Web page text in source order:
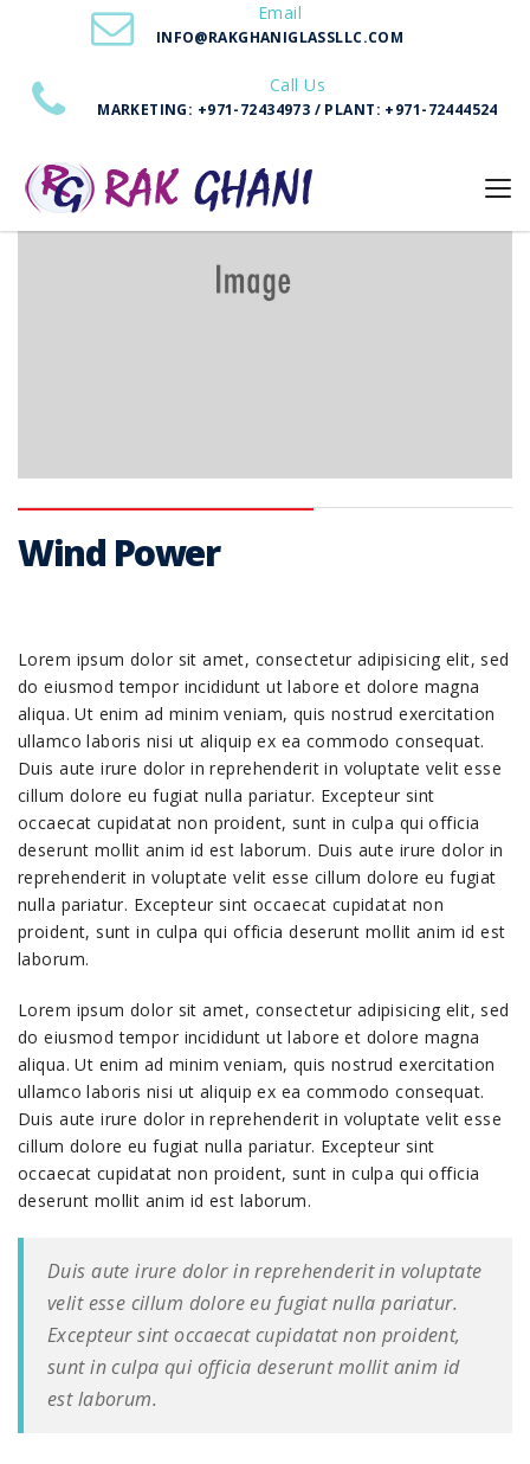
Email
INFO@RAKGHANIGLASSLLC.COM
Call Us
MARKETING: +971-72434973 / PLANT: +971-72444524
Wind Power
Wind Power
Lorem ipsum dolor sit amet, consectetur adipisicing elit, sed
do eiusmod tempor incididunt ut labore et dolore magna
aliqua. Ut enim ad minim veniam, quis nostrud exercitation
ullamco laboris nisi ut aliquip ex ea commodo consequat.
Duis aute irure dolor in reprehenderit in voluptate velit esse
cillum dolore eu fugiat nulla pariatur. Excepteur sint
occaecat cupidatat non proident, sunt in culpa qui officia
deserunt mollit anim id est laborum. Duis aute irure dolor in
reprehenderit in voluptate velit esse cillum dolore eu fugiat
nulla pariatur. Excepteur sint occaecat cupidatat non
proident, sunt in culpa qui officia deserunt mollit anim id est
laborum.
Lorem ipsum dolor sit amet, consectetur adipisicing elit, sed
do eiusmod tempor incididunt ut labore et dolore magna
aliqua. Ut enim ad minim veniam, quis nostrud exercitation
ullamco laboris nisi ut aliquip ex ea commodo consequat.
Duis aute irure dolor in reprehenderit in voluptate velit esse
cillum dolore eu fugiat nulla pariatur. Excepteur sint
occaecat cupidatat non proident, sunt in culpa qui officia
deserunt mollit anim id est laborum.
Duis aute irure dolor in reprehenderit in voluptate
velit esse cillum dolore eu fugiat nulla pariatur.
Excepteur sint occaecat cupidatat non proident,
sunt in culpa qui officia deserunt mollit anim id
est laborum.